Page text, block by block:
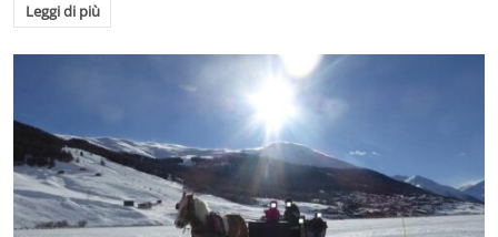
Leggi di più